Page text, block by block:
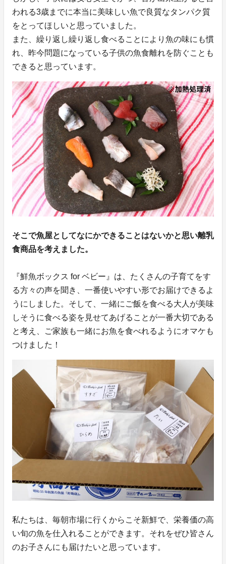
われる3歳までに本当に美味しい魚で良質なタンパク質
をとってほしいと思っていました。
また、繰り返し繰り返し食べることにより魚の味にも慣
れ、昨今問題になっている子供の魚食離れを防ぐことも
できると思っています。
そこで魚屋としてなにかできることはないかと思い離乳
食商品を考えました。
『鮮魚ボックス for ベビー』は、たくさんの子育てをす
る方々の声を聞き、一番使いやすい形でお届けできるよ
うにしました。そして、一緒にご飯を食べる大人が美味
しそうに食べる姿を見せてあげることが一番大切である
と考え、ご家族も一緒にお魚を食べれるようにオマケも
つけました！
私たちは、毎朝市場に行くからこそ新鮮で、栄養価の高
い旬の魚を仕入れることができます。それをぜひ皆さん
のお子さんにも届けたいと思っています。